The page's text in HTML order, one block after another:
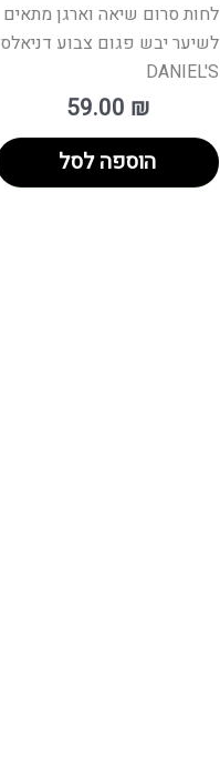
לחות סרום שיאה וארגן מתאים
לשיער יבש פגום צבוע דניאלס
DANIEL'S
59.00 ₪
הוספה לסל